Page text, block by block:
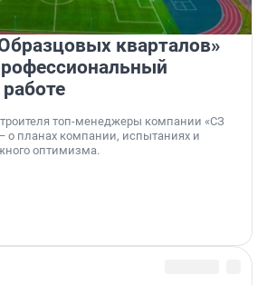
кварталов»
топ-менеджеры компании «СЗ
о планах компании, испытаниях и
оптимизма.